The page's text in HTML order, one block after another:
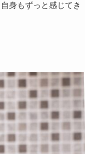
身もずっと感じてき